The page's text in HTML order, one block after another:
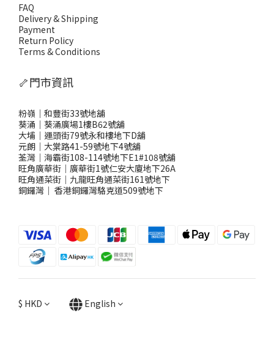
FAQ
Delivery & Shipping
Payment
Return Policy
Terms & Conditions
🦴門市資訊
粉嶺｜和豐街33號地舖
葵涌｜葵涌廣場1樓B62號舖
大埔｜運頭街79號永和樓地下D舖
元朗｜大棠路41-59號地下4號舖
荃灣｜海霸街108-114號地下E1#108號舖
旺角廣華街｜廣華街1號仁安大廈地下26A
旺角通菜街｜九龍旺角通菜街161號地下
銅鑼灣 ｜ 香港銅鑼灣駱克道509號地下
$ HKD English